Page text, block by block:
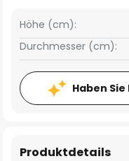
Höhe (cm):
Durchmesser (cm):
Haben
Produktdetails